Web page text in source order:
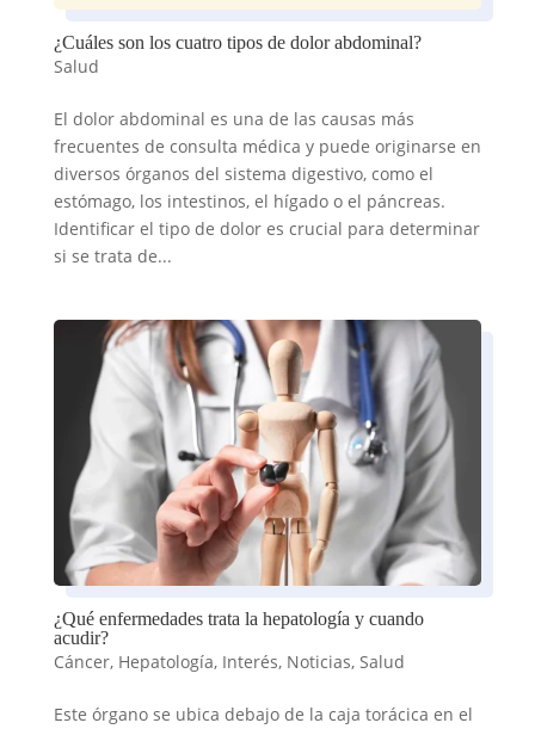
¿Cuáles son los cuatro tipos de dolor abdominal?
Salud
El dolor abdominal es una de las causas más
frecuentes de consulta médica y puede originarse en
diversos órganos del sistema digestivo, como el
estómago, los intestinos, el hígado o el páncreas.
Identificar el tipo de dolor es crucial para determinar
si se trata de...
¿Qué enfermedades trata la hepatología y cuando
acudir?
Cáncer, Hepatología, Interés, Noticias, Salud
Este órgano se ubica debajo de la caja torácica en el